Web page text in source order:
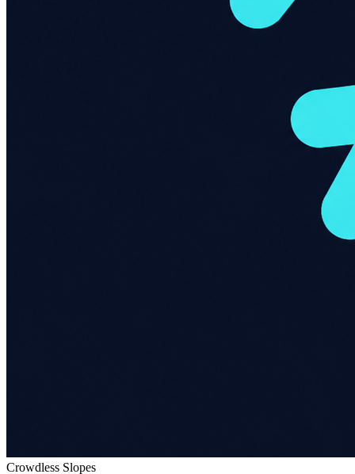
Crowdless Slopes